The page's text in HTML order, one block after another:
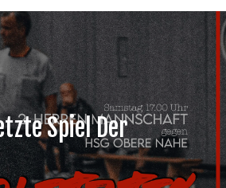
Spiel Der